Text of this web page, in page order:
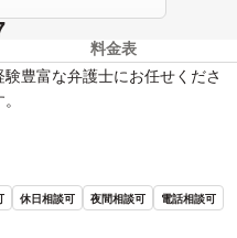
料金表
豊富な弁護士にお任せくださ
休日相談可 夜間相談可 電話相談可